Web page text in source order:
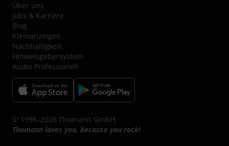
Über uns
Jobs & Karriere
Blog
Kleinanzeigen
Nachhaltigkeit
Hinweisgebersystem
Audio Professionell
© 1996–2026 Thomann GmbH.
Thomann loves you, because you rock!